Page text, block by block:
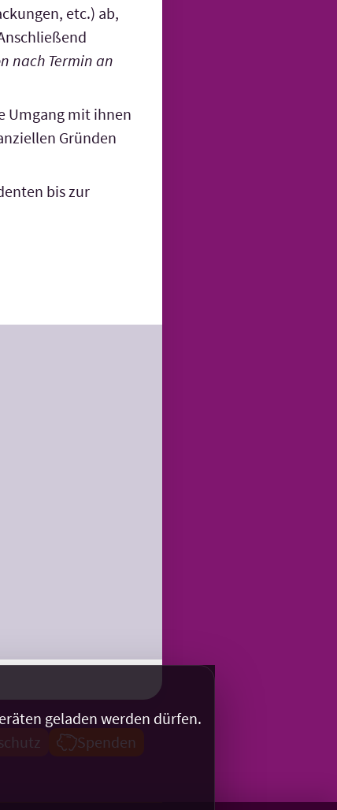
etc.) ab,
nach Termin an
Umgang mit ihnen
Gründen
bis zur
Spenden
geladen werden dürfen.